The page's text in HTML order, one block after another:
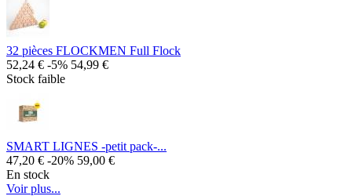
32 pièces FLOCKMEN Full Flock
52,24 € -5% 54,99 €
Stock faible
SMART LIGNES -petit pack-...
47,20 € -20% 59,00 €
En stock
Voir plus...